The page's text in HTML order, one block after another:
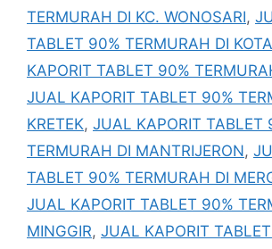
TERMURAH DI KC. WONOSARI,
TABLET 90% TERMURAH DI
KAPORIT TABLET 90%
JUAL KAPORIT TABLET 90%
KRETEK, JUAL KAPORIT TABLET
TERMURAH DI MANTRIJERON,
TABLET 90% TERMURAH DI
JUAL KAPORIT TABLET 90%
MINGGIR, JUAL KAPORIT